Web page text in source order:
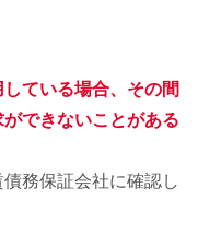
ている場合、その間
できないことがある
務保証会社に確認し